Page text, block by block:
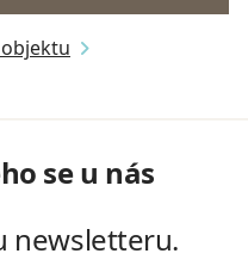
se u nás
newsletteru.